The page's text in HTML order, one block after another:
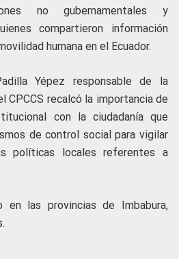
no gubernamentales y
compartieron información
humana en el Ecuador.
Yépez responsable de la
CPCCS recalcó la importancia de
con la ciudadanía que
de control social para vigilar
políticas locales referentes a
en las provincias de Imbabura,